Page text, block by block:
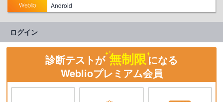
Android
ログイン
診断テストが 無制限になる
Weblioプレミアム会員